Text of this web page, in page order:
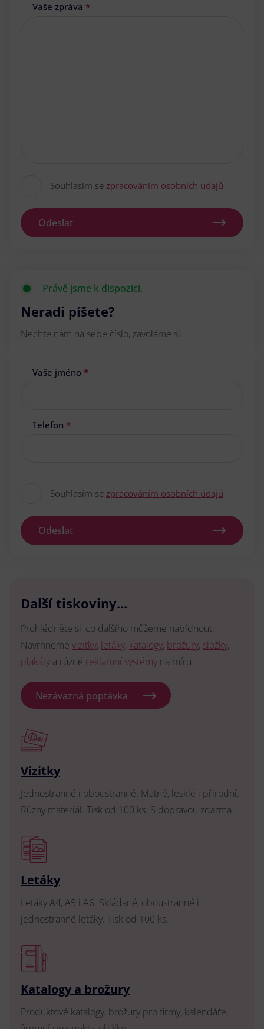
Vaše zpráva *
Souhlasím se zpracováním osobních údajů
Odeslat
Právě jsme k dispozici.
Neradi píšete?
Nechte nám na sebe číslo, zavoláme si.
Vaše jméno *
Telefon *
Souhlasím se zpracováním osobních údajů
Odeslat
Další tiskoviny...
Prohlédněte si, co dalšího můžeme nabídnout.
Navrhneme vizitky, letáky, katalogy, brožury, složky,
plakáty a různé reklamní systémy na míru.
Nezávazná poptávka
Vizitky
Jednostranné i oboustranné. Matné, lesklé i přírodní.
Různý materiál. Tisk od 100 ks. S dopravou zdarma.
Letáky
Letáky A4, A5 i A6. Skládané, oboustranné i
jednostranné letáky. Tisk od 100 ks.
Katalogy a brožury
Produktové katalogy, brožury pro firmy, kalendáře,